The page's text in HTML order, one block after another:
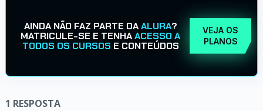
AINDA NÃO FAZ PARTE DAALURA?
MATRICULE-SE E TENHAACESSO A
TODOS OS CURSOS E CONTEÚDOS
VEJA OS
PLANOS
1 RESPOSTA